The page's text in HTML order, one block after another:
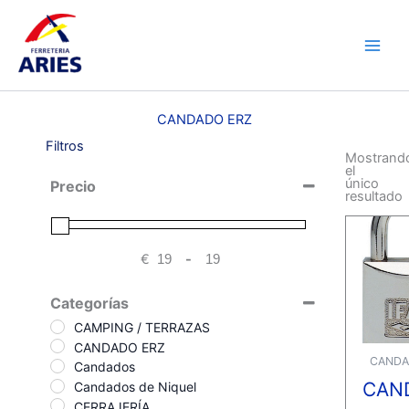
contenido
CANDADO ERZ
Filtros
Precio
€ Minimum Price
-Maximum Price
Categorías
CAMPING / TERRAZAS
CANDADO ERZ
Candados
Candados de Niquel
el
único
resultado